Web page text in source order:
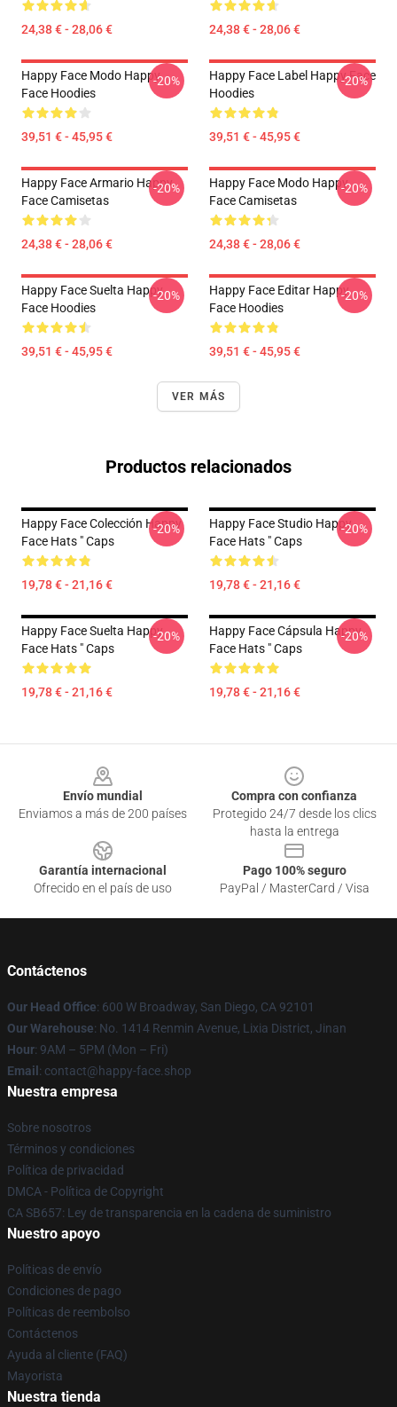
24,38 € - 28,06 € 24,38 € - 28,06 €
Happy Face Modo Happy
Face Hoodies
39,51 € - 45,95 €
-20%
Happy Face Label Happy Face
Hoodies
39,51 € - 45,95 €
-20%
Happy Face Armario Happy
Face Camisetas
24,38 € - 28,06 €
-20%
Happy Face Modo Happy
Face Camisetas
24,38 € - 28,06 €
-20%
Happy Face Suelta Happy
Face Hoodies
39,51 € - 45,95 €
-20%
Happy Face Editar Happy
Face Hoodies
39,51 € - 45,95 €
-20%
VER MÁS
Productos relacionados
Happy Face Colección Happy
Face Hats " Caps
19,78 € - 21,16 €
-20%
Happy Face Studio Happy
Face Hats " Caps
19,78 € - 21,16 €
-20%
Happy Face Suelta Happy
Face Hats " Caps
19,78 € - 21,16 €
-20%
Happy Face Cápsula Happy
Face Hats " Caps
19,78 € - 21,16 €
-20%
Envío mundial
Enviamos a más de 200 países
Compra con confianza
Protegido 24/7 desde los clics
hasta la entrega
Garantía internacional
Ofrecido en el país de uso
Pago 100% seguro
PayPal / MasterCard / Visa
Contáctenos
Our Head Office: 600 W Broadway, San Diego, CA 92101
Our Warehouse: No. 1414 Renmin Avenue, Lixia District, Jinan
Hour: 9AM – 5PM (Mon – Fri)
Email : contact@happy-face.shop
Nuestra empresa
Sobre nosotros
Términos y condiciones
Política de privacidad
DMCA - Política de Copyright
CA SB657: Ley de transparencia en la cadena de suministro
Nuestro apoyo
Políticas de envío
Condiciones de pago
Políticas de reembolso
Contáctenos
Ayuda al cliente (FAQ)
Mayorista
Nuestra tienda